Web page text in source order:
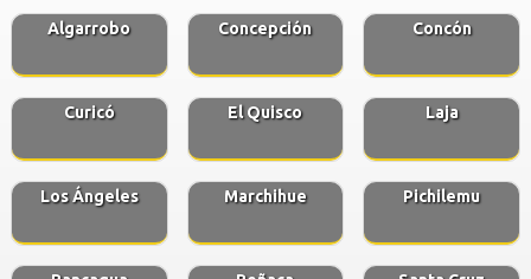
Algarrobo Concepción Concón
Curicó El Quisco Laja
Los Ángeles Marchihue Pichilemu